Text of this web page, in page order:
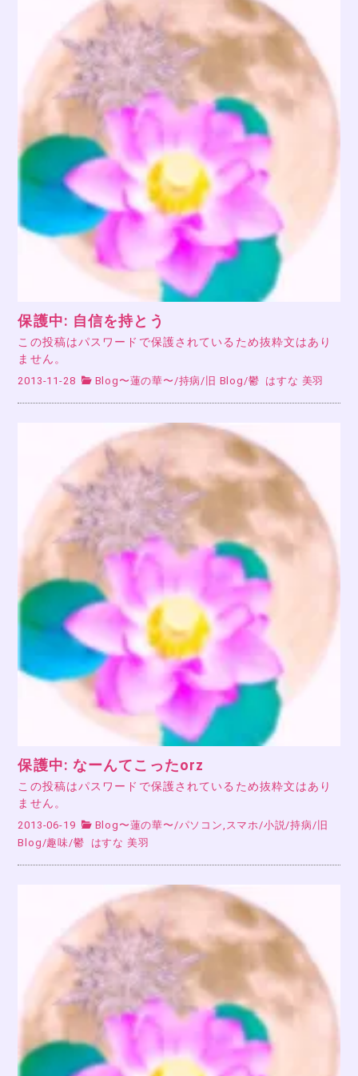
保護中: 自信を持とう
この投稿はパスワードで保護されているため抜粋文はあり
ません。
2013-11-28 Blog〜蓮の華〜/持病/ 旧 Blog/鬱 はすな 美羽
保護中: なーんてこったorz
この投稿はパスワードで保護されているため抜粋文はあり
ません。
2013-06-19 Blog〜蓮の華〜/パソコン,スマホ/小説/持病/ 旧
Blog/趣味/鬱 はすな 美羽